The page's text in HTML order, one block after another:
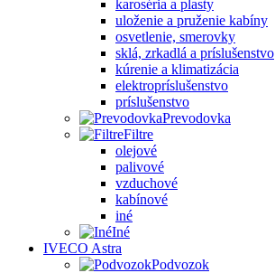
karoséria a plasty
uloženie a pruženie kabíny
osvetlenie, smerovky
sklá, zrkadlá a príslušenstvo
kúrenie a klimatizácia
elektropríslušenstvo
príslušenstvo
Prevodovka
Filtre
olejové
palivové
vzduchové
kabínové
iné
Iné
IVECO Astra
Podvozok